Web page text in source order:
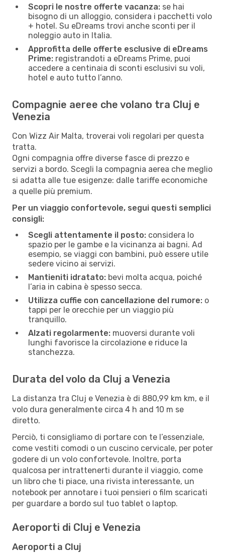
Scopri le nostre offerte vacanza: se hai
bisogno di un alloggio, considera i pacchetti volo
+ hotel. Su eDreams trovi anche sconti per il
noleggio auto in Italia.
Approfitta delle offerte esclusive di eDreams
Prime: registrandoti a eDreams Prime, puoi
accedere a centinaia di sconti esclusivi su voli,
hotel e auto tutto l’anno.
Compagnie aeree che volano tra Cluj e
Venezia
Con Wizz Air Malta, troverai voli regolari per questa
tratta.
Ogni compagnia offre diverse fasce di prezzo e
servizi a bordo. Scegli la compagnia aerea che meglio
si adatta alle tue esigenze: dalle tariffe economiche
a quelle più premium.
Per un viaggio confortevole, segui questi semplici
consigli:
Scegli attentamente il posto: considera lo
spazio per le gambe e la vicinanza ai bagni. Ad
esempio, se viaggi con bambini, può essere utile
sedere vicino ai servizi.
Mantieniti idratato: bevi molta acqua, poiché
l’aria in cabina è spesso secca.
Utilizza cuffie con cancellazione del rumore: o
tappi per le orecchie per un viaggio più
tranquillo.
Alzati regolarmente: muoversi durante voli
lunghi favorisce la circolazione e riduce la
stanchezza.
Durata del volo da Cluj a Venezia
La distanza tra Cluj e Venezia è di 880,99 km km, e il
volo dura generalmente circa 4 h and 10 m se
diretto.
Perciò, ti consigliamo di portare con te l’essenziale,
come vestiti comodi o un cuscino cervicale, per poter
godere di un volo confortevole. Inoltre, porta
qualcosa per intrattenerti durante il viaggio, come
un libro che ti piace, una rivista interessante, un
notebook per annotare i tuoi pensieri o film scaricati
per guardare a bordo sul tuo tablet o laptop.
Aeroporti di Cluj e Venezia
Aeroporti a Cluj